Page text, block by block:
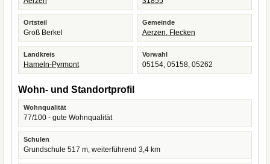
Ortsteil
Groß Berkel
Gemeinde
Aerzen, Flecken
Landkreis
Hameln-Pyrmont
Vorwahl
05154, 05158, 05262
Wohn- und Standortprofil
Wohnqualität
77/100 - gute Wohnqualität
Schulen
Grundschule 517 m, weiterführend 3,4 km